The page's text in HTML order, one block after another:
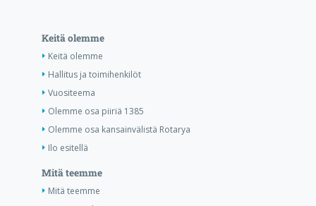
Keitä olemme
Keitä olemme
Hallitus ja toimihenkilöt
Vuositeema
Olemme osa piiriä 1385
Olemme osa kansainvälistä Rotarya
Ilo esitellä
Mitä teemme
Mitä teemme